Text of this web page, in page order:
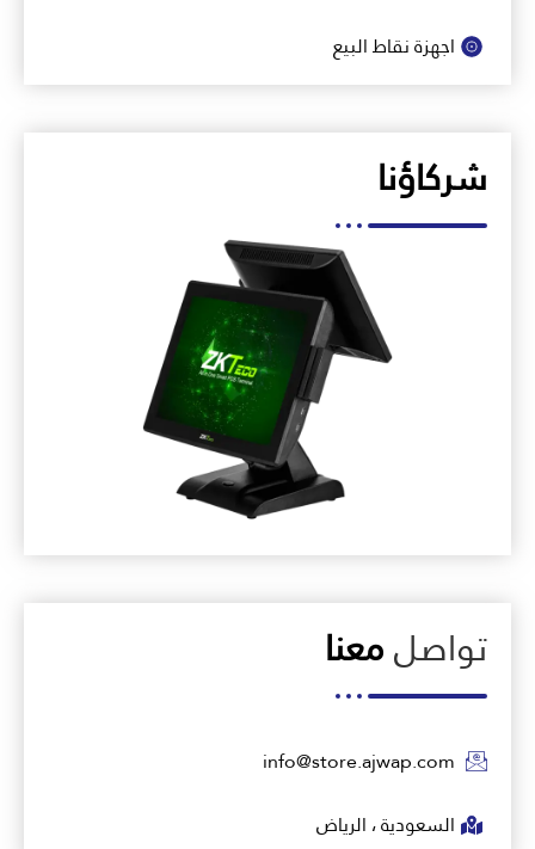
اجهزة نقاط البيع
شركاؤنا
تواصلمعنا
info@store.ajwap.com
السعودية ، الرياض